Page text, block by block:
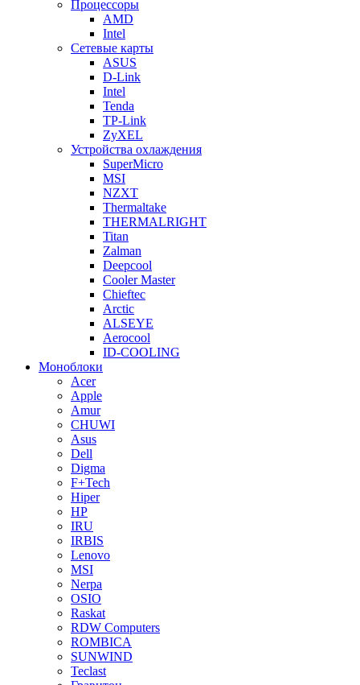
Процессоры
AMD
Intel
Сетевые карты
ASUS
D-Link
Intel
Tenda
TP-Link
ZyXEL
Устройства охлаждения
SuperMicro
MSI
NZXT
Thermaltake
THERMALRIGHT
Titan
Zalman
Deepcool
Cooler Master
Chieftec
Arctic
ALSEYE
Aerocool
ID-COOLING
Моноблоки
Acer
Apple
Amur
CHUWI
Asus
Dell
Digma
F+Tech
Hiper
HP
IRU
IRBIS
Lenovo
MSI
Nerpa
OSIO
Raskat
RDW Computers
ROMBICA
SUNWIND
Teclast